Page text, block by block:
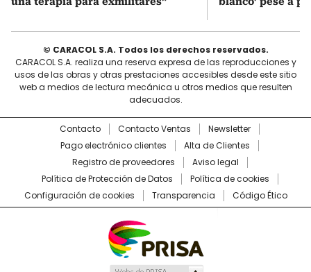
© CARACOL S.A. Todos los derechos reservados.
CARACOL S.A. realiza una reserva expresa de las reproducciones y
usos de las obras y otras prestaciones accesibles desde este sitio
web a medios de lectura mecánica u otros medios que resulten
adecuados.
Contacto Contacto Ventas
Newsletter
Pago electrónico clientes
Alta de Clientes
Registro de proveedores
Aviso legal
Política de Protección de Datos
Política de cookies
Configuración de cookies
Transparencia Código Ético